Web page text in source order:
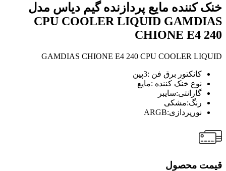
خنک کننده مایع پردازنده گیم دیاس مدل
CPU COOLER LIQUID GAMDIAS
CHIONE E4 240
GAMDIAS CHIONE E4 240 CPU COOLER LIQUID
کانکتور برق فن :3پین
نوع خنک کننده :مایع
گارانتی:سایبر
رنگ:مشکی
نورپردازی:ARGB
قیمت محصول